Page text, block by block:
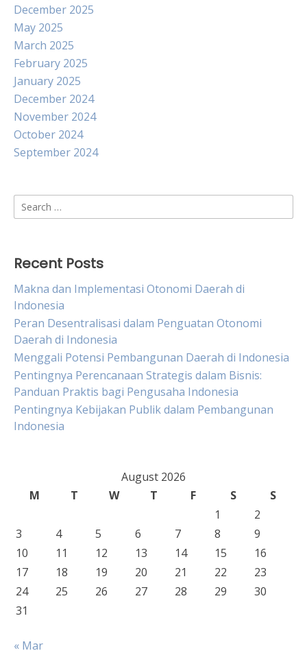
December 2025
May 2025
March 2025
February 2025
January 2025
December 2024
November 2024
October 2024
September 2024
Search
for:
Recent Posts
Makna dan Implementasi Otonomi Daerah di
Indonesia
Peran Desentralisasi dalam Penguatan Otonomi
Daerah di Indonesia
Menggali Potensi Pembangunan Daerah di Indonesia
Pentingnya Perencanaan Strategis dalam Bisnis:
Panduan Praktis bagi Pengusaha Indonesia
Pentingnya Kebijakan Publik dalam Pembangunan
Indonesia
August 2026
M
T W T F S
S
1
2
3
4 5 6 7 8
9
10
11 12 13 14 15
16
17
18 19 20 21 22
23
24
25 26 27 28 29
30
31
« Mar